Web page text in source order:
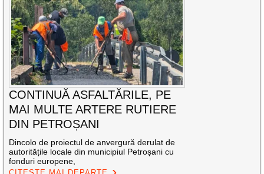
CONTINUĂ ASFALTĂRILE, PE
MAI MULTE ARTERE RUTIERE
DIN PETROȘANI
Dincolo de proiectul de anvergură derulat de
autoritățile locale din municipiul Petroșani cu
fonduri europene,